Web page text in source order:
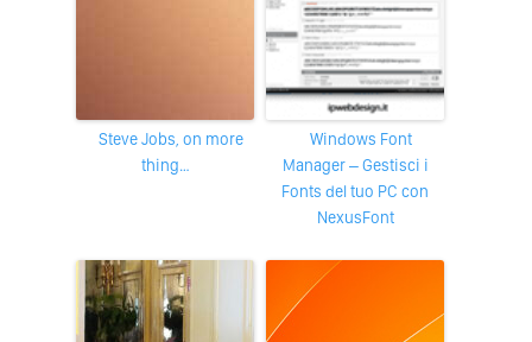
Steve Jobs, on more
thing…
Windows Font
Manager – Gestisci i
Fonts del tuo PC con
NexusFont